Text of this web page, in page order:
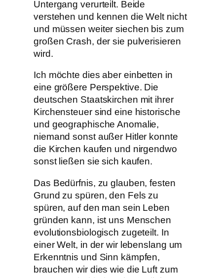
Untergang verurteilt. Beide
verstehen und kennen die Welt nicht
und müssen weiter siechen bis zum
großen Crash, der sie pulverisieren
wird.
Ich möchte dies aber einbetten in
eine größere Perspektive. Die
deutschen Staatskirchen mit ihrer
Kirchensteuer sind eine historische
und geographische Anomalie,
niemand sonst außer Hitler konnte
die Kirchen kaufen und nirgendwo
sonst ließen sie sich kaufen.
Das Bedürfnis, zu glauben, festen
Grund zu spüren, den Fels zu
spüren, auf den man sein Leben
gründen kann, ist uns Menschen
evolutionsbiologisch zugeteilt. In
einer Welt, in der wir lebenslang um
Erkenntnis und Sinn kämpfen,
brauchen wir dies wie die Luft zum